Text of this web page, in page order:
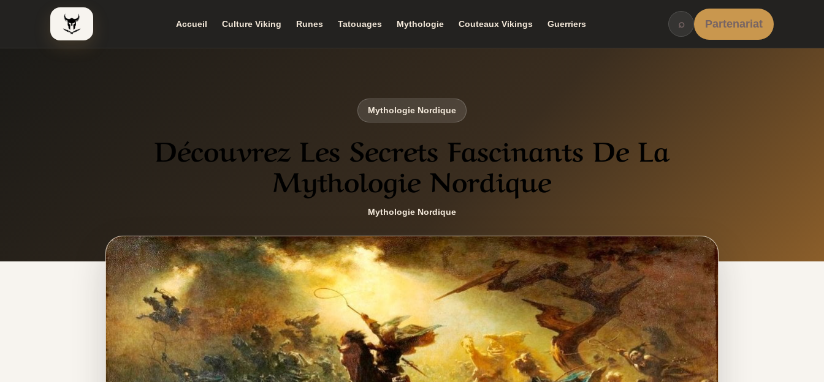
Le Viking Couteau
Accueil Culture Viking Runes Tatouages Mythologie Couteaux Vikings Guerriers ⌕ Partenariat
Mythologie Nordique
Découvrez Les Secrets Fascinants De La
Mythologie Nordique
Mythologie Nordique